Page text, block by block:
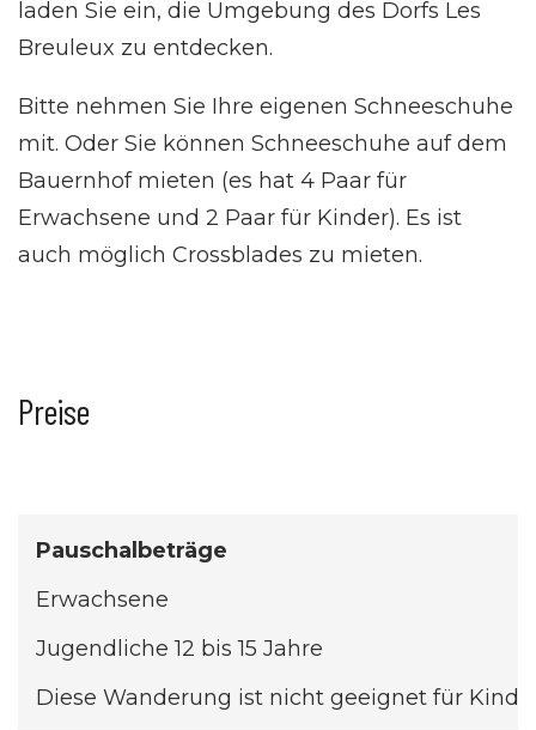
laden Sie ein, die Umgebung des Dorfs Les
Breuleux zu entdecken.
Bitte nehmen Sie Ihre eigenen Schneeschuhe
mit. Oder Sie können Schneeschuhe auf dem
Bauernhof mieten (es hat 4 Paar für
Erwachsene und 2 Paar für Kinder). Es ist
auch möglich Crossblades zu mieten.
Preise
Pauschalbeträge
Erwachsene
Jugendliche 12 bis 15 Jahre
Diese Wanderung ist nicht geeignet für